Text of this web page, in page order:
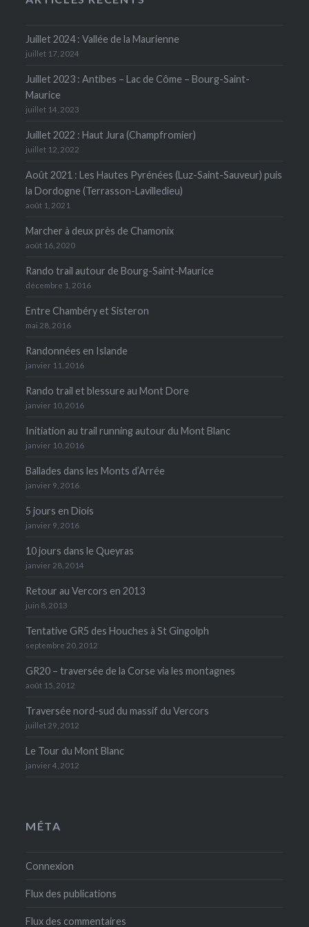
Juillet 2024 : Vallée de la Maurienne
juillet 17, 2024
Juillet 2023 : Antibes – Lac de Côme – Bourg-Saint-
Maurice
juillet 14, 2023
Juillet 2022 : Haut Jura (Champfromier)
juillet 12, 2022
Août 2021 : Les Hautes Pyrénées (Luz-Saint-Sauveur) puis
la Dordogne (Terrasson-Lavilledieu)
août 1, 2021
Marcher à deux près de Chamonix
août 16, 2020
Rando trail autour de Bourg-Saint-Maurice
décembre 1, 2016
Entre Chambéry et Sisteron
mai 28, 2016
Randonnées en Islande
janvier 11, 2016
Rando trail et blessure au Mont Dore
janvier 10, 2016
Initiation au trail running autour du Mont Blanc
janvier 10, 2016
Ballades dans les Monts d’Arrée
janvier 9, 2016
5 jours en Diois
janvier 9, 2016
10 jours dans le Queyras
janvier 28, 2014
Retour au Vercors en 2013
juin 8, 2013
Tentative GR5 des Houches à St Gingolph
septembre 20, 2012
GR20 – traversée de la Corse via les montagnes
août 15, 2012
Traversée nord-sud du massif du Vercors
juillet 29, 2012
Le Tour du Mont Blanc
janvier 4, 2012
MÉTA
Connexion
Flux des publications
Flux des commentaires